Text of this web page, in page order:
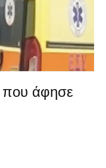
που άφησε